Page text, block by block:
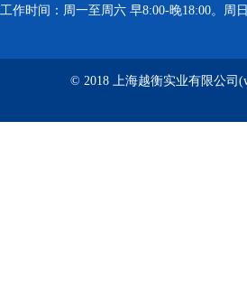
工作时间：周一至周六 早8:00-晚18:00。周
© 2018 上海越衡实业有限公司